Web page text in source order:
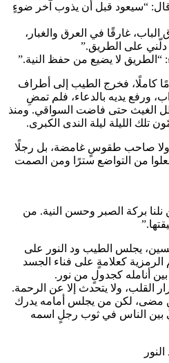
“سيعود قبل أن يذوب آخر ضوءٍ
غارقًا في العرق والغبار،
دلّني على الطريق.”
لا يضيع من حفظ النية.”
كاملًا، فخرج الطيب إلى أطراف
ورفع يديه بالدعاء، فلم تمضِ
الغيث حتى فاضت السواقي. ومنذ
تلك الليلة ليلة الندى الكبرى.
ولا صاحب طقوسٍ غامضة، بل رجلًا
جعلوا من التواضع سترًا ومن الصمت
نلنا بركة الصبر وحسن النية. من
يجلس الطيب ود النور على
الرمزية كعلامةٍ على فناء الجسد
أنامله كجدولٍ من نور.
القلب، ولا يتحدث إلا عن الرحمة.
مضى، لكن من يجلس أمامه يدرك
بين الناس في ثوب رجلٍ اسمه